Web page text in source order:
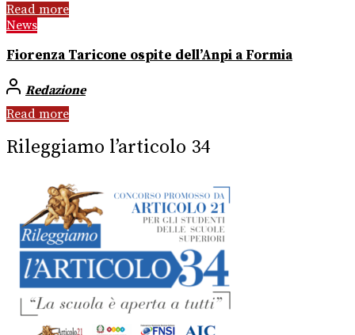
Read more
News
Fiorenza Taricone ospite dell’Anpi a Formia
Redazione
Read more
Rileggiamo l’articolo 34